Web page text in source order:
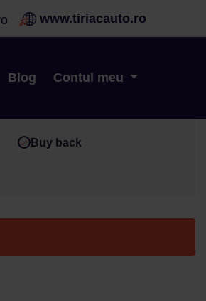
www.tiriacauto.ro
Blog Contul meu
Buy back